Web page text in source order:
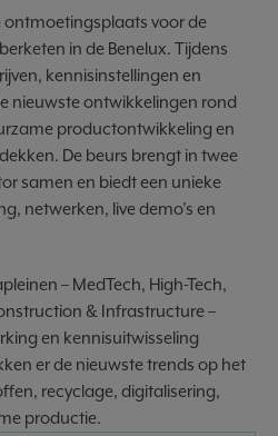
ontmoetingsplaats voor de
in de Benelux. Tijdens
kennisinstellingen en
nieuwste ontwikkelingen rond
productontwikkeling en
De beurs brengt in twee
samen en biedt een unieke
netwerken, live demo’s en
– MedTech, High-Tech,
& Infrastructure –
en kennisuitwisseling
er de nieuwste trends op het
recyclage, digitalisering,
productie.